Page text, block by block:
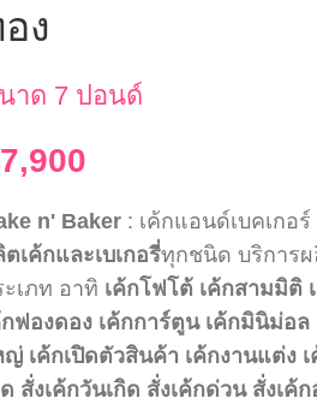
ง
าด 7 ปอนด์
7,900
n' Baker : เค้กแอนด์เบคเกอร์
ตเค้กและเบเกอรี่ทุกชนิด บริการ
ะเภท อาทิ เค้กโฟโต้ เค้กสามมิติ
กฟองดอง เค้กการ์ตูน เค้กมินิม่อล
ญ่ เค้กเปิดตัวสินค้า เค้กงานแต่ง
สั่งเค้กวันเกิด สั่งเค้กด่วน สั่งเค้